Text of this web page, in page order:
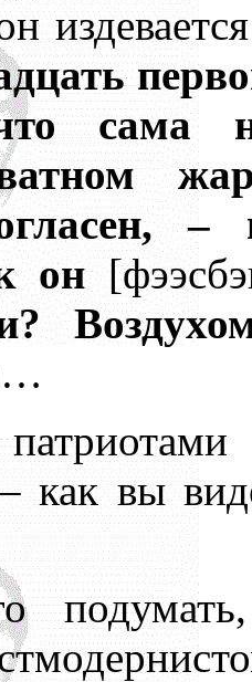
сама
он
как вы